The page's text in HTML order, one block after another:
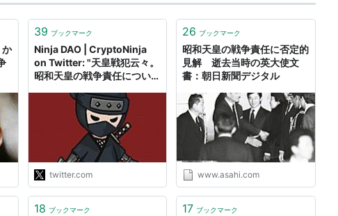
39 ブックマーク
Ninja DAO | CryptoNinja
on Twitter: "天皇戦犯云々。
昭和天皇の戦争責任について
において、「元首だったんだ
から責任がないわけがない」
的にみなされていて、第二次
大戦を扱う博物館展示等で
も、ヒトラー等と並んで当た
り前に写真が展示されていた
りするので、国際的にはあま
り騒ぎ立てない方が得策だと
思う。"
twitter.com
26 ブックマーク
昭和天皇の戦争責任に否定的
見解 逝去当時の英大使文
書：朝日新聞デジタル
www.asahi.com
18 ブックマーク 17 ブックマーク